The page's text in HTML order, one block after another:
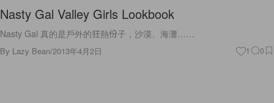
Nasty Gal Valley Girls Lookbook
Nasty Gal 真的是戶外的狂熱份子，沙漠、海灘……
By Lazy Bean/2013年4月2日 1 0